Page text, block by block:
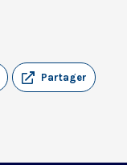
Partager